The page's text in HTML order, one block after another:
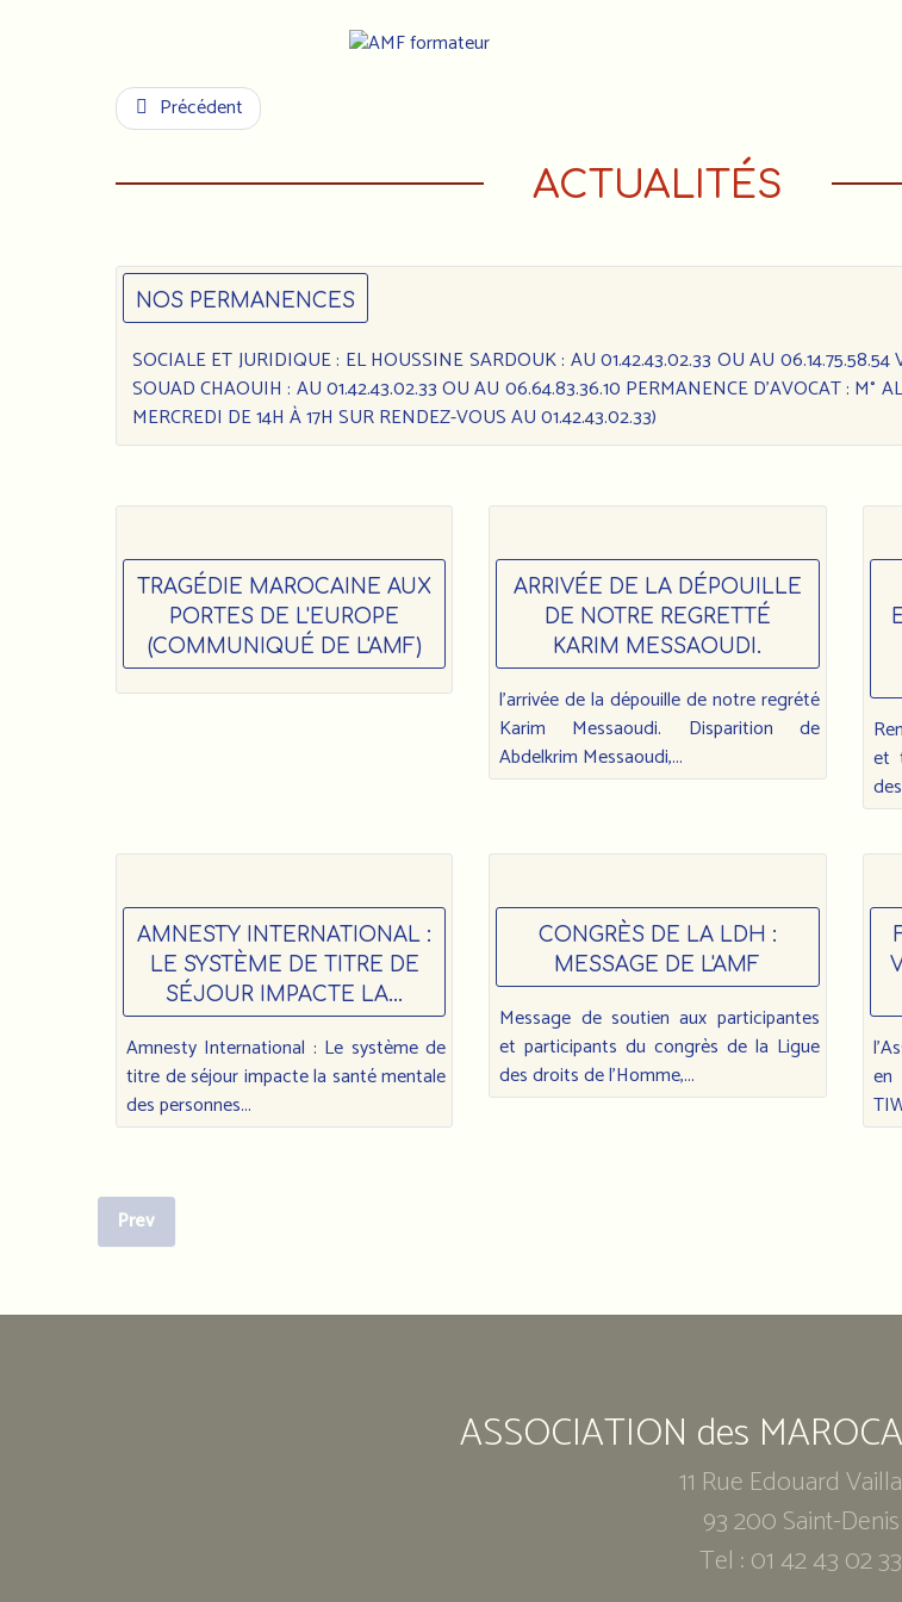
Précédent
ACTUALITÉS
NOS PERMANENCES
SOCIALE ET JURIDIQUE : EL HOUSSINE SARDOUK : AU 01.42.43.02.33 OU AU 06.14.75.58.54
SOUAD CHAOUIH : AU 01.42.43.02.33 OU AU 06.64.83.36.10 PERMANENCE D’AVOCAT : M°
MERCREDI DE 14H À 17H SUR RENDEZ-VOUS AU 01.42.43.02.33)
TRAGÉDIE MAROCAINE AUX
PORTES DE L'EUROPE
(COMMUNIQUÉ DE L'AMF)
ARRIVÉE DE LA DÉPOUILLE
DE NOTRE REGRETTÉ
KARIM MESSAOUDI.
l’arrivée de la dépouille de notre regrété
Karim Messaoudi. Disparition de
Abdelkrim Messaoudi,...
et
AMNESTY INTERNATIONAL :
LE SYSTÈME DE TITRE DE
SÉJOUR IMPACTE LA...
Amnesty International : Le système de
titre de séjour impacte la santé mentale
des personnes...
CONGRÈS DE LA LDH :
MESSAGE DE L'AMF
Message de soutien aux participantes
et participants du congrès de la Ligue
des droits de l’Homme,...
Prev
ASSOCIATION des
11 Rue Edouard
93 200 Saint-Denis
Tel : 01 42 43 02 33